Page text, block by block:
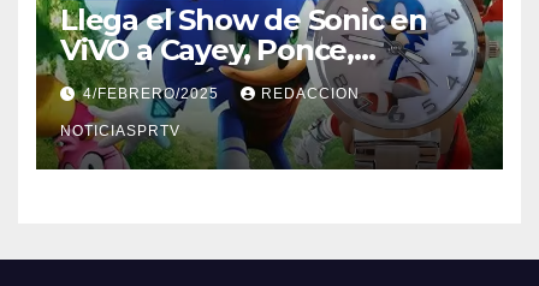
Llega el Show de Sonic en
ViVO a Cayey, Ponce,
Barceloneta y Humacao,
Relojes gratis para el que
compre ahora….
4/FEBRERO/2025 REDACCION
NOTICIASPRTV